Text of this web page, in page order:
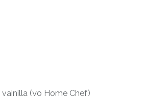
(yo Home Chef)